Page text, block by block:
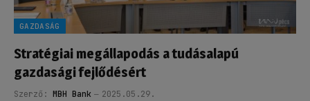
GAZDASÁG
Stratégiai megállapodás a tudásalapú
gazdasági fejlődésért
Szerző: MBH Bank 2025.05.29.